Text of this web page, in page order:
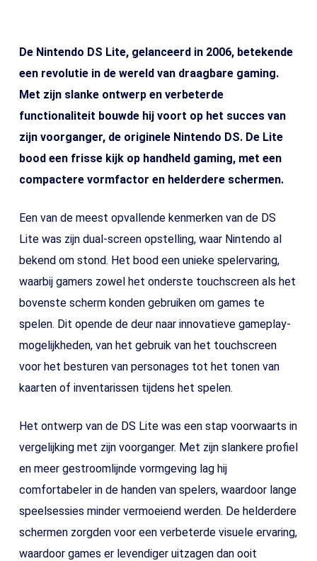
De Nintendo DS Lite, gelanceerd in 2006, betekende
een revolutie in de wereld van draagbare gaming.
Met zijn slanke ontwerp en verbeterde
functionaliteit bouwde hij voort op het succes van
zijn voorganger, de originele Nintendo DS. De Lite
bood een frisse kijk op handheld gaming, met een
compactere vormfactor en helderdere schermen.
Een van de meest opvallende kenmerken van de DS
Lite was zijn dual-screen opstelling, waar Nintendo al
bekend om stond. Het bood een unieke spelervaring,
waarbij gamers zowel het onderste touchscreen als het
bovenste scherm konden gebruiken om games te
spelen. Dit opende de deur naar innovatieve gameplay-
mogelijkheden, van het gebruik van het touchscreen
voor het besturen van personages tot het tonen van
kaarten of inventarissen tijdens het spelen.
Het ontwerp van de DS Lite was een stap voorwaarts in
vergelijking met zijn voorganger. Met zijn slankere profiel
en meer gestroomlijnde vormgeving lag hij
comfortabeler in de handen van spelers, waardoor lange
speelsessies minder vermoeiend werden. De helderdere
schermen zorgden voor een verbeterde visuele ervaring,
waardoor games er levendiger uitzagen dan ooit